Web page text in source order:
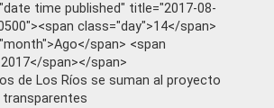
time published" title="2017-08-
class="day">14</span>
span> <span
span></span>
de Los Ríos se suman al proyecto